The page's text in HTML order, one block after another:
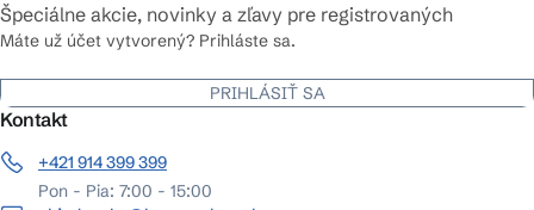
Špeciálne akcie, novinky a zľavy pre registrovaných
Máte už účet vytvorený? Prihláste sa.
PRIHLÁSIŤ SA
Kontakt
+421 914 399 399
Pon - Pia: 7:00 - 15:00